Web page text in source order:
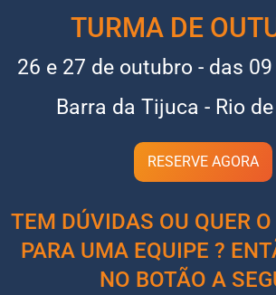
TURMA DE
26 e 27 de outubro - das
Barra da Tijuca - Rio
RESERVE AGORA
TEM DÚVIDAS OU QUER
PARA UMA EQUIPE ?
NO BOTÃO A